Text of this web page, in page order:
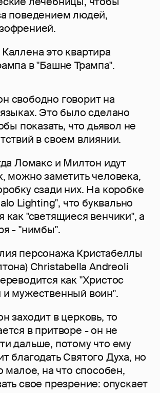
поведением людей,
это квартира
в "Башне Трампа".
свободно говорит на
Это было сделано
показать, что дьявол не
в своем влиянии.
Ломакс и Милтон идут
можно заметить человека,
сзади них. На коробке
Lighting", что буквально
как "светящиеся венчики", а
- "нимбы".
персонажа Кристабеллы
Christabella Andreoli
как "Христос
мужественный воин".
заходит в церковь, то
в притворе - он не
дальше, потому что ему
благодать Святого Духа, но
малое, на что способен,
свое презрение: опускает